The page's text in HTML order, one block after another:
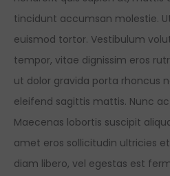
tincidunt accumsan molestie.
euismod tortor. Vestibulum
tempor, vitae dignissim eros
ut dolor gravida porta rhoncus
eleifend sagittis mattis. Nunc
Maecenas lobortis suscipit
amet eros sollicitudin ultricies
diam libero, vel egestas est